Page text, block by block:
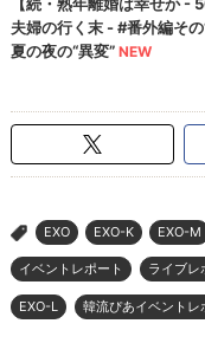
> EXO EXO-K EXO-M
イベントレポート ライブレ
EXO-L 韓流ぴあイベントレ